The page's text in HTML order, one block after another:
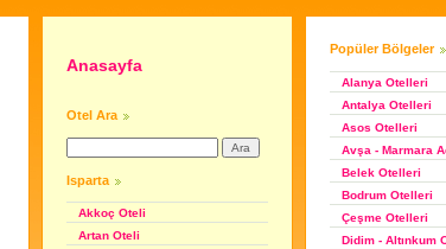
Anasayfa
Otel Ara
Isparta
Akkoç Oteli
Artan Oteli
Popüler Bölgeler
Alanya Otelleri
Antalya Otelleri
Asos Otelleri
Avşa - Marmara
Belek Otelleri
Bodrum Otelleri
Çeşme Otelleri
Didim - Altınkum